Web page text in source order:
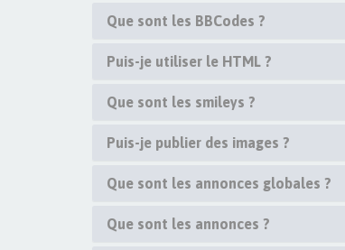
Que sont les BBCodes ?
Puis-je utiliser le HTML ?
Que sont les smileys ?
Puis-je publier des images ?
Que sont les annonces globales ?
Que sont les annonces ?